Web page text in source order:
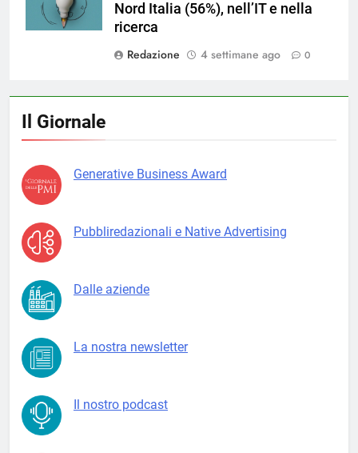
Nord Italia (56%), nell’IT e nella
ricerca
Redazione
4 settimane ago 0
Il Giornale
Generative Business Award
Pubbliredazionali e Native Advertising
Dalle aziende
La nostra newsletter
Il nostro podcast